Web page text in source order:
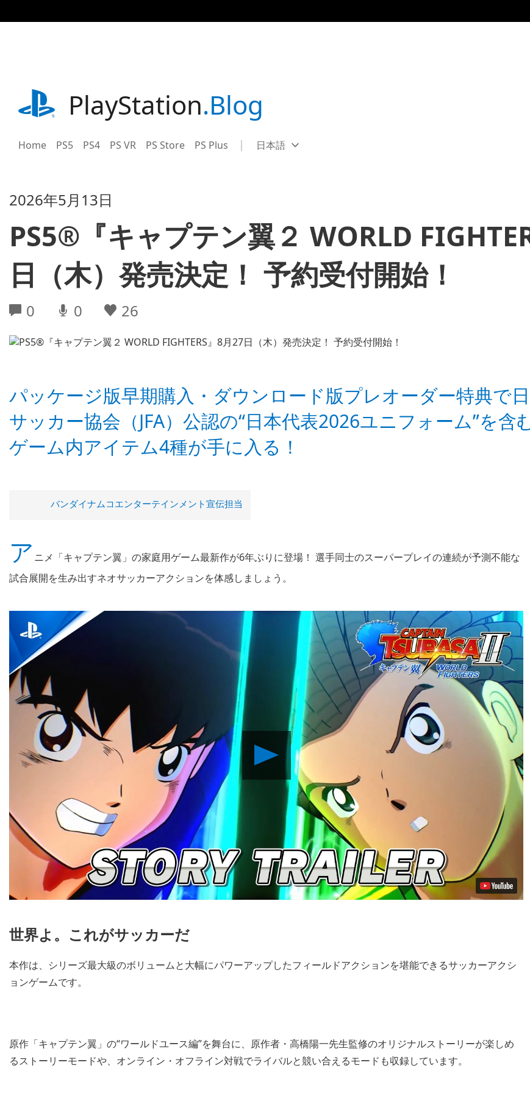
事
playstation.comPlayStation.Blog
Home PS5 PS4 PS VR PS Store PS Plus Select
Current
日本語
2026年5月13日
PS5®『キャプテン翼２ WORLD
日（木）発売決定！ 予約受付開始！
0 0 26
パッケージ版早期購入・ダウンロード版プレオーダー特典で
サッカー協会（JFA）公認の“日本代表2026ユニフォーム”を含
ゲーム内アイテム4種が手に入る！
バンダイナムコエンターテインメント宣伝担当
ア ニメ「キャプテン翼」の家庭用ゲーム最新作が6年ぶりに登場！ 選手同士のスーパープレイの連続が予測不能な
試合展開を生み出すネオサッカーアクションを体感しましょう。
Play
Video
世界よ。これがサッカーだ
本作は、シリーズ最大級のボリュームと大幅にパワーアップしたフィールドアクションを堪能できるサッカーアクシ
ョンゲームです。
原作「キャプテン翼」の“ワールドユース編”を舞台に、原作者・高橋陽一先生監修のオリジナルストーリーが楽しめ
るストーリーモードや、オンライン・オフライン対戦でライバルと競い合えるモードも収録しています。